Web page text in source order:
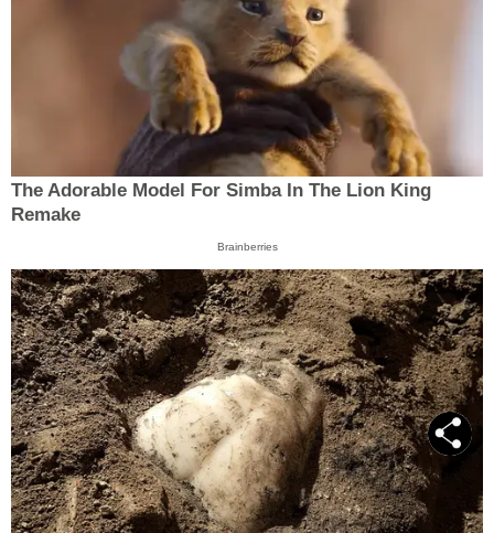
The Adorable Model For Simba In The Lion King
Remake
Brainberries